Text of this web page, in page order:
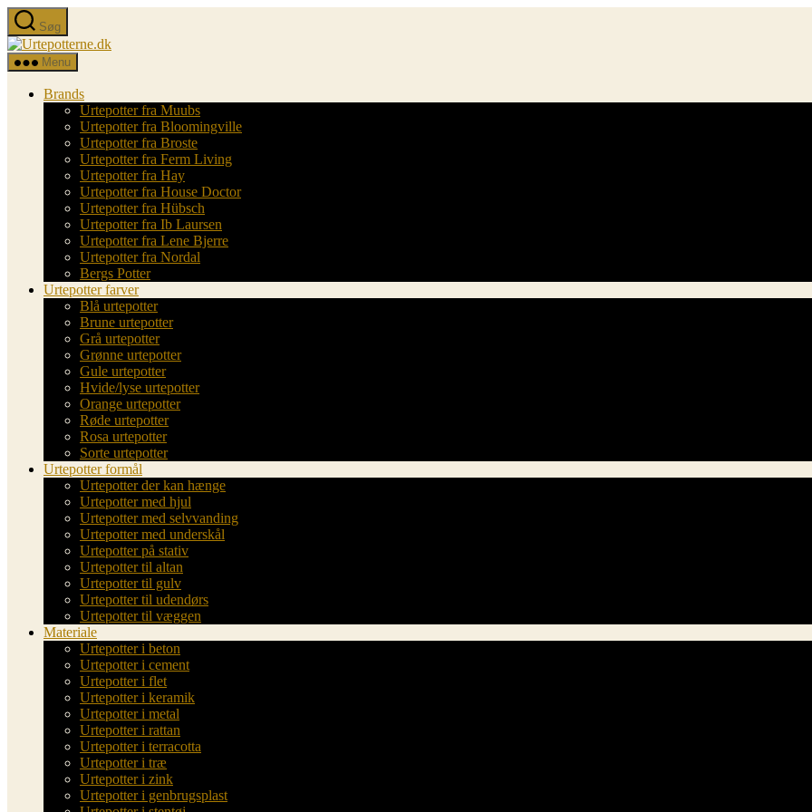
Spring
til
indholdet
Søg
Urtepotterne.dk
Menu
Brands
Urtepotter fra Muubs
Urtepotter fra Bloomingville
Urtepotter fra Broste
Urtepotter fra Ferm Living
Urtepotter fra Hay
Urtepotter fra House Doctor
Urtepotter fra Hübsch
Urtepotter fra Ib Laursen
Urtepotter fra Lene Bjerre
Urtepotter fra Nordal
Bergs Potter
Urtepotter farver
Blå urtepotter
Brune urtepotter
Grå urtepotter
Grønne urtepotter
Gule urtepotter
Hvide/lyse urtepotter
Orange urtepotter
Røde urtepotter
Rosa urtepotter
Sorte urtepotter
Urtepotter formål
Urtepotter der kan hænge
Urtepotter med hjul
Urtepotter med selvvanding
Urtepotter med underskål
Urtepotter på stativ
Urtepotter til altan
Urtepotter til gulv
Urtepotter til udendørs
Urtepotter til væggen
Materiale
Urtepotter i beton
Urtepotter i cement
Urtepotter i flet
Urtepotter i keramik
Urtepotter i metal
Urtepotter i rattan
Urtepotter i terracotta
Urtepotter i træ
Urtepotter i zink
Urtepotter i genbrugsplast